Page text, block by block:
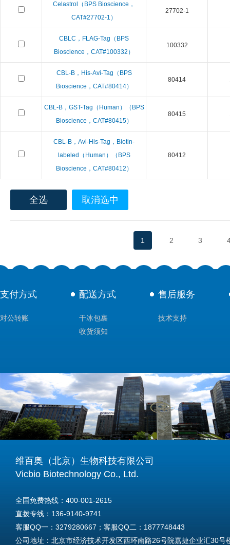
Celastrol（BPS Bioscience，
CAT#27702-1）
27702-1
CBLC，FLAG-Tag（BPS
Bioscience，CAT#100332）
100332
CBL-B，His-Avi-Tag（BPS
Bioscience，CAT#80414）
80414
CBL-B，GST-Tag（Human）（BPS
Bioscience，CAT#80415）
80415
CBL-B，Avi-His-Tag，Biotin-
labeled（Human）（BPS
Bioscience，CAT#80412）
80412
全选 取消选中
1 2 3
支付方式
对公转账
配送方式
干冰包裹
收货须知
售后服务
技术支持
维百奥（北京）生物科技有限公司
Vicbio Biotechnology Co., Ltd.
全国免费热线：400-001-2615
直拨专线：136-9140-9741
客服QQ一：3279280667；客服QQ二：1877748443
公司地址：北京市经济技术开发区西环南路26号院嘉捷企业汇30号